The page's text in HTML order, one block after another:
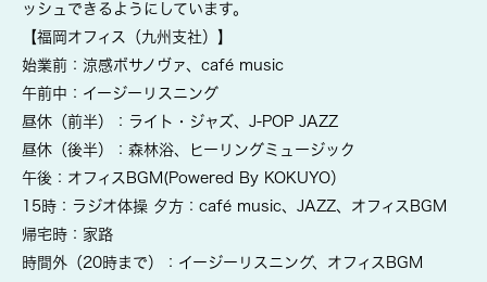
ッシュできるようにしています。
【福岡オフィス（九州支社）】
始業前：涼感ボサノヴァ、café music
午前中：イージーリスニング
昼休（前半）：ライト・ジャズ、J-POP JAZZ
昼休（後半）：森林浴、ヒーリングミュージック
午後：オフィスBGM(Powered By KOKUYO）
15時：ラジオ体操 夕方：café music、JAZZ、オフィスBGM
帰宅時：家路
時間外（20時まで）：イージーリスニング、オフィスBGM